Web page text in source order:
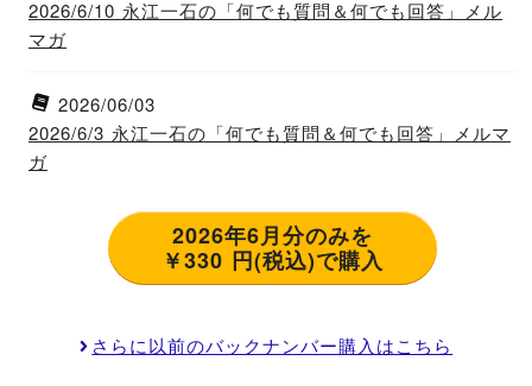
2026/6/10 永江一石の「何でも質問＆何でも回答」メル
マガ
2026/06/03
2026/6/3 永江一石の「何でも質問＆何でも回答」メルマ
ガ
2026年6月分のみを
￥330 円(税込)で購入
さらに以前のバックナンバー購入はこちら